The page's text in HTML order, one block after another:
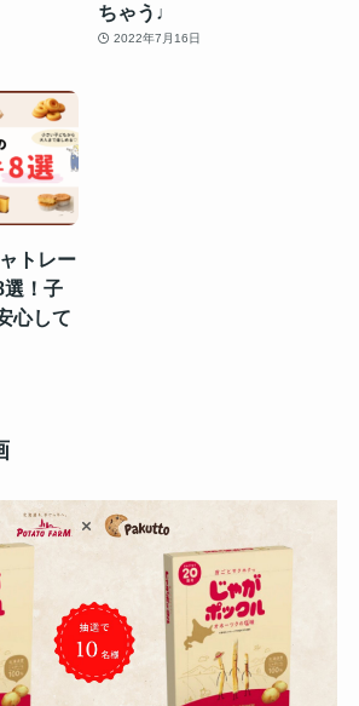
ちゃう♩
2022年7月16日
トレー
選！子
心して